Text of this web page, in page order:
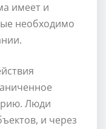
имеет и
необходимо
Люди
и через